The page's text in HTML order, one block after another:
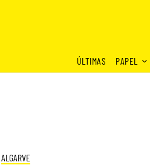
ÚLTIMAS
PAPEL
ALGARVE